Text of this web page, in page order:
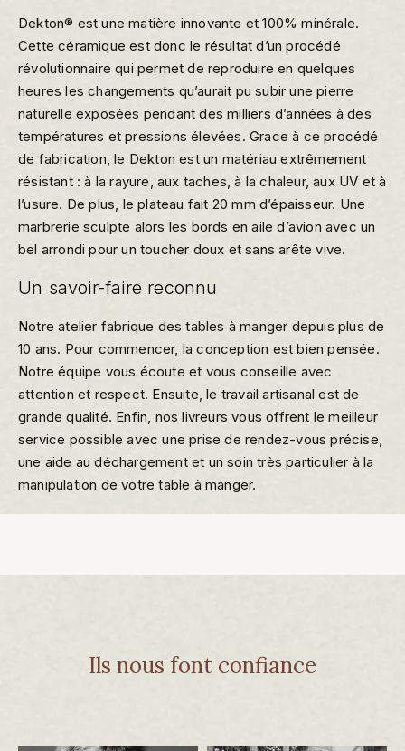
Dekton® est une matière innovante et 100% minérale.
Cette céramique est donc le résultat d’un procédé
révolutionnaire qui permet de reproduire en quelques
heures les changements qu’aurait pu subir une pierre
naturelle exposées pendant des milliers d’années à des
températures et pressions élevées. Grace à ce procédé
de fabrication, le Dekton est un matériau extrêmement
résistant : à la rayure, aux taches, à la chaleur, aux UV et à
l’usure. De plus, le plateau fait 20 mm d’épaisseur. Une
marbrerie sculpte alors les bords en aile d’avion avec un
bel arrondi pour un toucher doux et sans arête vive.
Un savoir-faire reconnu
Notre atelier fabrique des tables à manger depuis plus de
10 ans. Pour commencer, la conception est bien pensée.
Notre équipe vous écoute et vous conseille avec
attention et respect. Ensuite, le travail artisanal est de
grande qualité. Enfin, nos livreurs vous offrent le meilleur
service possible avec une prise de rendez-vous précise,
une aide au déchargement et un soin très particulier à la
manipulation de votre table à manger.
Ils nous font confiance